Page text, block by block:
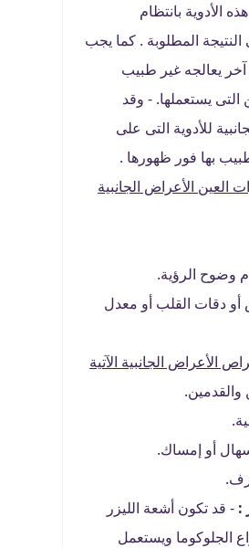
الأدوية بانتظام
المطلوبة . كما يجب
يعالجه غير طبيب
التى يستعملها. - وقد
للأدوية التى على
بها فور ظهورها .
الأعراض الجانبية
وضوح الرؤية.
أو دقات القلب أو معدل
الأعراض الجانبية الآتية
والقدمين.
أو إمساك.
: - قد تكون أشعة الليزر
الجلوكوما ويستعمل